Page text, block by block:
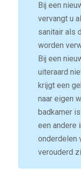
Bij een
vervangt u
sanitair als
worden
Bij een
uiteraard
krijgt een
naar eigen
badkamer
een andere
onderdelen
verouderd